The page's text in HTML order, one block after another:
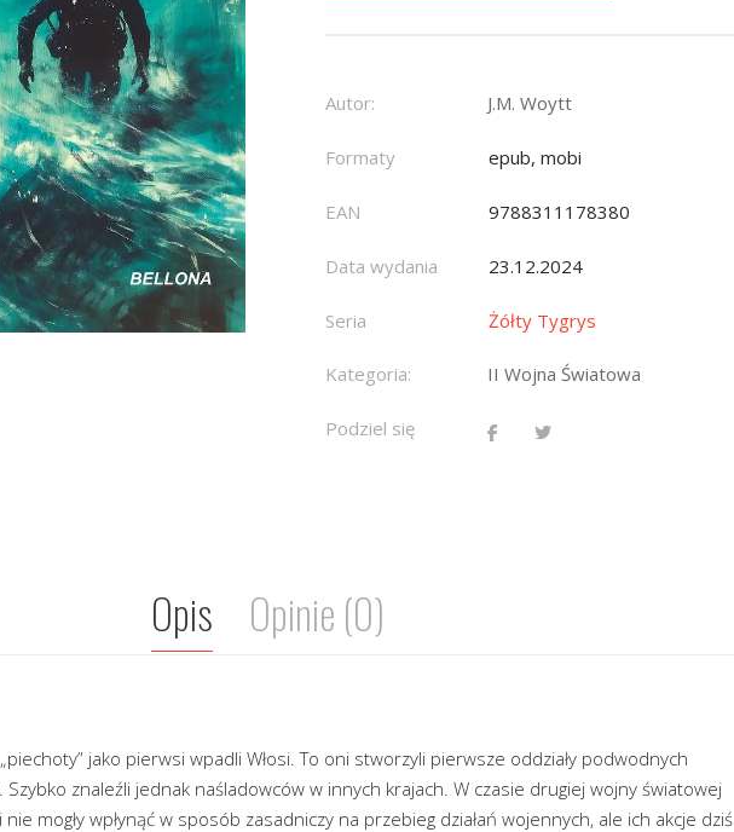
Autor: J.M. Woytt
Formaty epub, mobi
EAN 9788311178380
Data wydania 23.12.2024
Seria Żółty Tygrys
Kategoria: II Wojna Światowa
Podziel się
Opis Opinie (0)
jako pierwsi wpadli Włosi. To oni stworzyli pierwsze oddziały podwodnych
znaleźli jednak naśladowców w innych krajach. W czasie drugiej wojny światowej
nie mogły wpłynąć w sposób zasadniczy na przebieg działań wojennych, ale ich akcje dziś